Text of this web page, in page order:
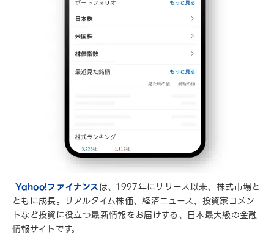
Yahoo!ファイナンスは、1997年にリリース以来、株式市場と
ともに成長。リアルタイム株価、経済ニュース、投資家コメン
トなど投資に役立つ最新情報をお届けする、日本最大級の金融
情報サイトです。